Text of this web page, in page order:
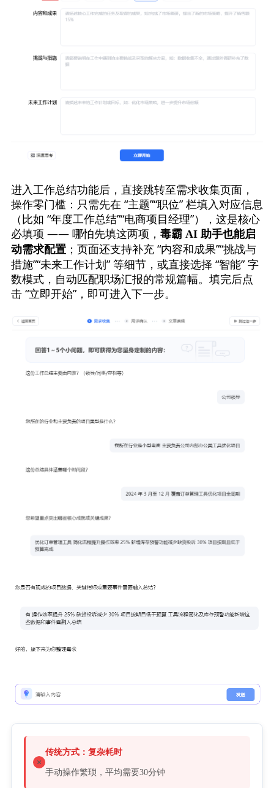
进入工作总结功能后，直接跳转至需求收集页面，
操作零门槛：只需先在 “主题”“职位” 栏填入对应信息
（比如 “年度工作总结”“电商项目经理”），这是核心
必填项 —— 哪怕先填这两项， 毒霸 AI 助手也能启
动需求配置；页面还支持补充 “内容和成果”“挑战与
措施”“未来工作计划” 等细节，或直接选择 “智能” 字
数模式，自动匹配职场汇报的常规篇幅。填完后点
击 “立即开始”，即可进入下一步。
传统方式：复杂耗时
手动操作繁琐，平均需要30分钟